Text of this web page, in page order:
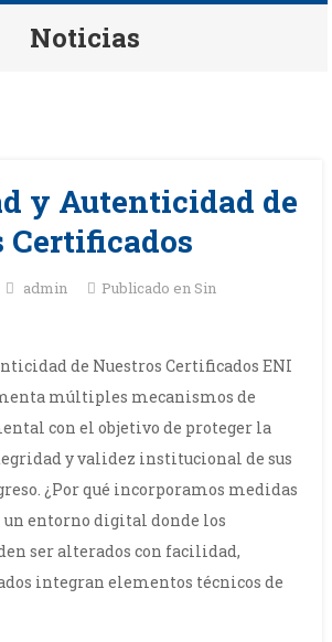
Noticias
y Autenticidad de
Certificados
admin Publicado en Sin
de Nuestros Certificados ENI
múltiples mecanismos de
con el objetivo de proteger la
y validez institucional de sus
¿Por qué incorporamos medidas
un entorno digital donde los
ser alterados con facilidad,
integran elementos técnicos de